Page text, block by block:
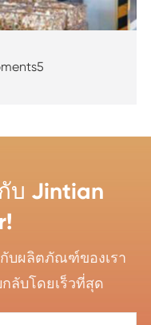
บ Jintian
บผลิตภัณฑ์ของเรา
ลับโดยเร็วที่สุด